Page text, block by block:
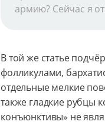
армию? Сейчас я
В той же статье
фолликулами,
отдельные мелкие
также гладкие рубцы
конъюнктивы» не